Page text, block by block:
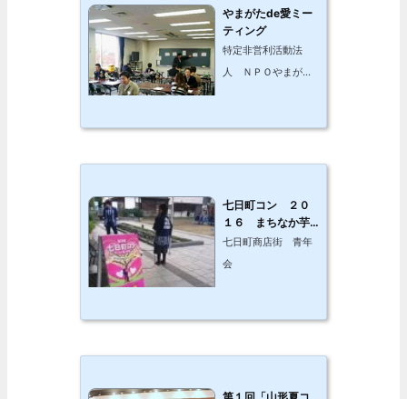
やまがたde愛ミー
ティング
特定非営利活動法
人 ＮＰＯやまがた
七日町コン ２０
１６ まちなか芋
煮会
七日町商店街 青年
会